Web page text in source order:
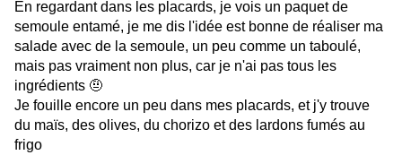
En regardant dans les placards, je vois un paquet de
semoule entamé, je me dis l'idée est bonne de réaliser ma
salade avec de la semoule, un peu comme un taboulé,
mais pas vraiment non plus, car je n'ai pas tous les
ingrédients 🤨
Je fouille encore un peu dans mes placards, et j'y trouve
du maïs, des olives, du chorizo et des lardons fumés au
frigo